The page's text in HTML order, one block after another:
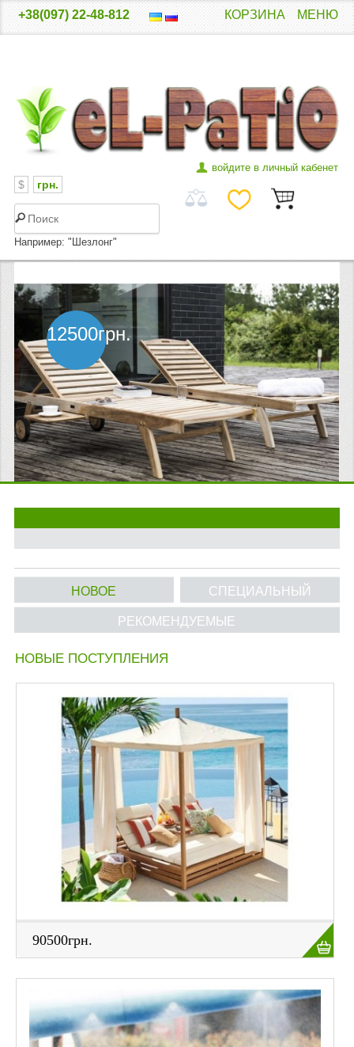
+38(097) 22-48-812 КОРЗИНА МЕНЮ
$ грн.
Например: "Шезлонг"
войдите в личный кабенет
КАТАЛОГ ТОВАРА
ДЕРЕВЯННЫЕ ШЕЗЛОНГИ
МАТРАСЫ ДЛЯ ШЕЗЛОНГОВ
САДОВАЯ МЕБЕЛЬ
СТОЛИКИ В ПОСТЕЛЬ
ПЛЯЖНАЯ КРОВАТЬ
СТУПЕНЬКИ ДЛЯ ЛЕСТНИЦЫ
ИНФОРМАЦИЯ
О НАС
ОПЛАТА И ДОСТАВКА
ПОЛИТИКА КОНФИДЕНЦИАЛЬНОСТИ
СВЯЗАТЬСЯ С НАМИ
ФОТО В ЖИВУЮ
12500грн.
НОВОЕ СПЕЦИАЛЬНЫЙ
РЕКОМЕНДУЕМЫЕ
НОВЫЕ ПОСТУПЛЕНИЯ
90500грн.